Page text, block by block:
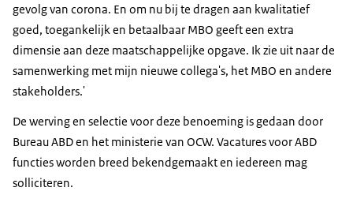
gevolg van corona. En om nu bij te dragen aan kwalitatief
goed, toegankelijk en betaalbaar MBO geeft een extra
dimensie aan deze maatschappelijke opgave. Ik zie uit naar de
samenwerking met mijn nieuwe collega's, het MBO en andere
stakeholders.'
De werving en selectie voor deze benoeming is gedaan door
Bureau ABD en het ministerie van OCW. Vacatures voor ABD
functies worden breed bekendgemaakt en iedereen mag
solliciteren.